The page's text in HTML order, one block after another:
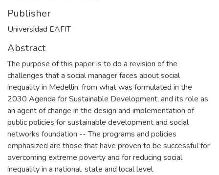
Publisher
Universidad EAFIT
Abstract
The purpose of this paper is to do a revision of the
challenges that a social manager faces about social
inequality in Medellin, from what was formulated in the
2030 Agenda for Sustainable Development, and its role as
an agent of change in the design and implementation of
public policies for sustainable development and social
networks foundation -- The programs and policies
emphasized are those that have proven to be successful for
overcoming extreme poverty and for reducing social
inequality in a national, state and local level